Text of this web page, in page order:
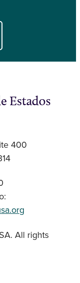
Estados
400
All rights